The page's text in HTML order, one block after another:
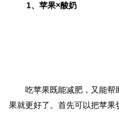
1、 苹果×酸奶
吃苹果既能减肥，又能帮
果就更好了。首先可以把苹